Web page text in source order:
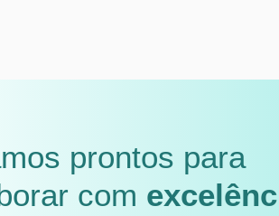
prontos para
com